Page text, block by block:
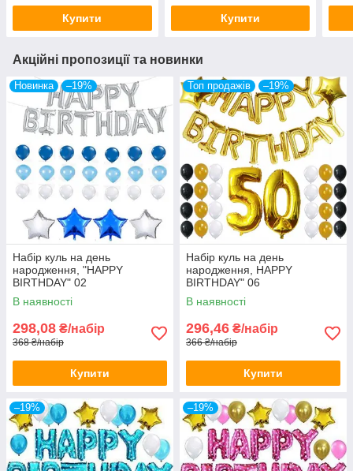
Купити Купити
Акційні пропозиції та новинки
Новинка –19%
Набір куль на день
народження, "HAPPY
BIRTHDAY" 02
В наявності
298,08 ₴/набір
368 ₴/набір
Купити
Топ продажів –19%
Набір куль на день
народження, HAPPY
BIRTHDAY" 06
В наявності
296,46 ₴/набір
366 ₴/набір
Купити
–19% –19%